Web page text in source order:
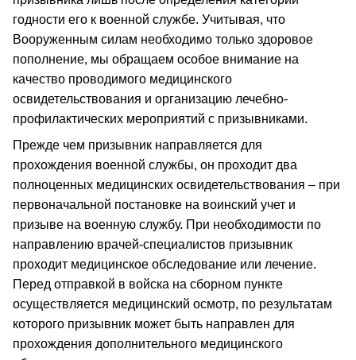
годности его к военной службе. Учитывая, что
Вооруженным силам необходимо только здоровое
пополнение, мы обращаем особое внимание на
качество проводимого медицинского
освидетельствования и организацию лечебно-
профилактических мероприятий с призывниками.
Прежде чем призывник направляется для
прохождения военной службы, он проходит два
полноценных медицинских освидетельствования – при
первоначальной постановке на воинский учет и
призыве на военную службу. При необходимости по
направлению врачей-специалистов призывник
проходит медицинское обследование или лечение.
Перед отправкой в войска на сборном пункте
осуществляется медицинский осмотр, по результатам
которого призывник может быть направлен для
прохождения дополнительного медицинского